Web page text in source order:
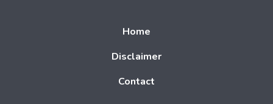
Home
Disclaimer
Contact